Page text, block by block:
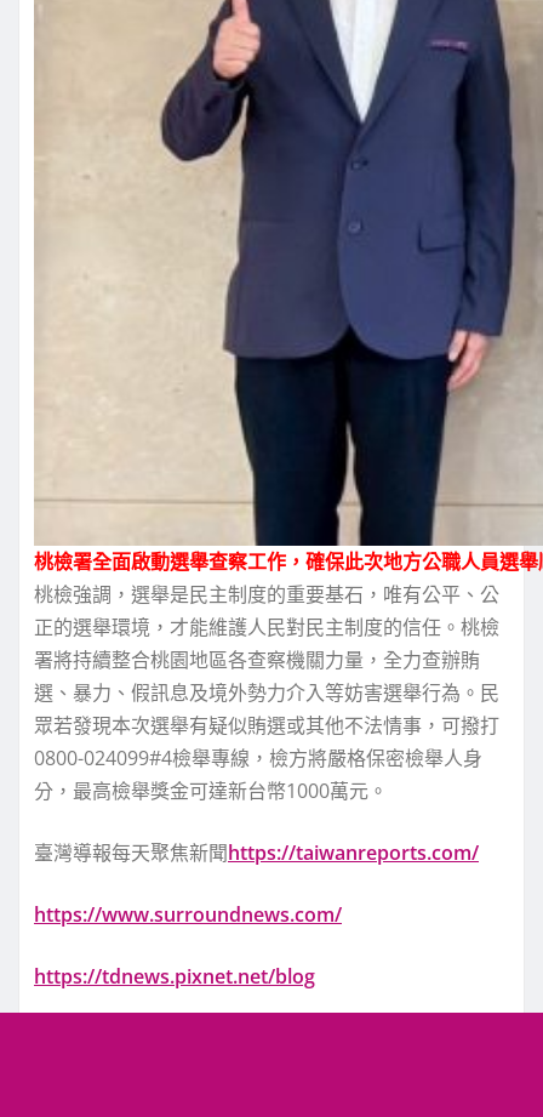
桃檢署全面啟動選舉查察工作，確保此次地方公職人員選
桃檢強調，選舉是民主制度的重要基石，唯有公平、公
正的選舉環境，才能維護人民對民主制度的信任。桃檢
署將持續整合桃園地區各查察機關力量，全力查辦賄
選、暴力、假訊息及境外勢力介入等妨害選舉行為。民
眾若發現本次選舉有疑似賄選或其他不法情事，可撥打
0800-024099#4檢舉專線，檢方將嚴格保密檢舉人身
分，最高檢舉獎金可達新台幣1000萬元。
臺灣導報每天聚焦新聞https://taiwanreports.com/
https://www.surroundnews.com/
https://tdnews.pixnet.net/blog